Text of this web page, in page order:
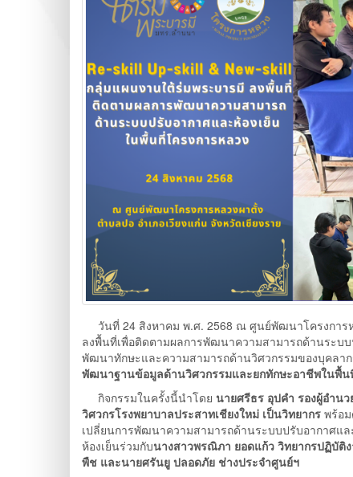
วันที่ 24 สิงหาคม พ.ศ. 2568 ณ ศูนย์พัฒนาโครงการห
ลงพื้นที่เพื่อติดตามผลการพัฒนาความสามารถด้านระบ
พัฒนาทักษะและความสามารถด้านวิศวกรรมของบุคลา
พัฒนาฐานข้อมูลด้านวิศวกรรมและยกทักษะอาชีพในพื้น
กิจกรรมในครั้งนี้นำโดย นายศรีธร อุปคำ รองผู้อำน
วิศวกรโรงพยาบาลประสาทเชียงใหม่ เป็นวิทยากร พร้อ
เปลี่ยนการพัฒนาความสามารถด้านระบบปรับอากาศแ
ห้องเย็นร่วมกับนางสาวพรณิภา ยอดแก้ว วิทยากรปฏิบัติ
พืช และนายศรันยู ปลอดภัย ช่างประจำศูนย์ฯ